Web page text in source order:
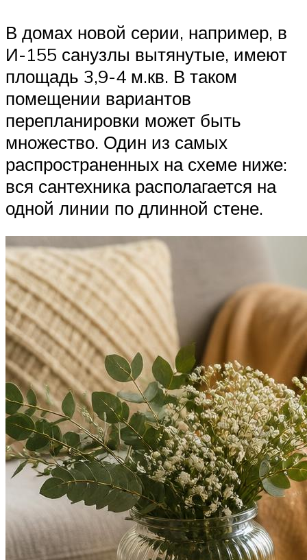
В домах новой серии, например, в
И-155 санузлы вытянутые, имеют
площадь 3,9-4 м.кв. В таком
помещении вариантов
перепланировки может быть
множество. Один из самых
распространенных на схеме ниже:
вся сантехника располагается на
одной линии по длинной стене.